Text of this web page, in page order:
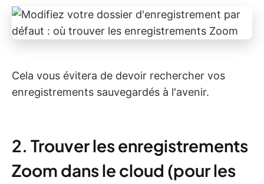
Cela vous évitera de devoir rechercher vos
enregistrements sauvegardés à l'avenir.
2. Trouver les enregistrements
Zoom dans le cloud (pour les